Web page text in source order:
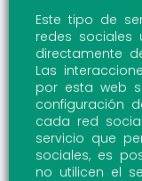
Este tipo de
redes sociales
directamente
Las
por esta web
configuración
cada red
servicio que
sociales, es
no utilicen el